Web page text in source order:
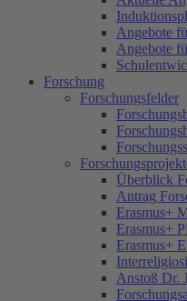
Angebote
Angebote
Forschung
Forschungsfelder
Überblick
Antrag
Erasmus+
Erasmus+
Erasmus+
Anstoß Dr.